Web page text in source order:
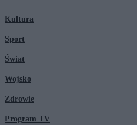
Kultura
Sport
Świat
Wojsko
Zdrowie
Program TV